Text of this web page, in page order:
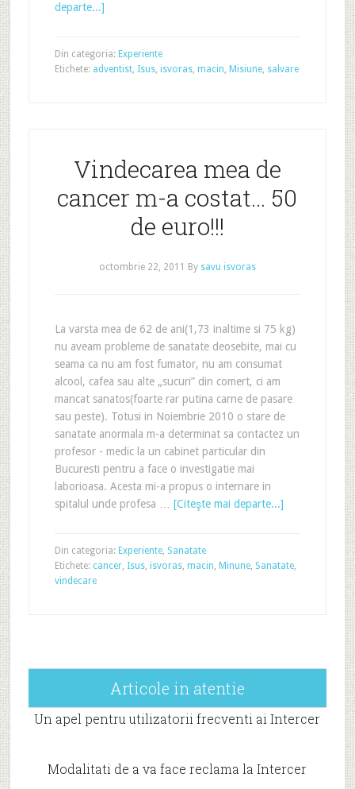
departe...]
Din categoria: Experiente
Etichete: adventist, Isus, isvoras, macin, Misiune, salvare
Vindecarea mea de
cancer m-a costat… 50
de euro!!!
octombrie 22, 2011 By savu isvoras
La varsta mea de 62 de ani(1,73 inaltime si 75 kg)
nu aveam probleme de sanatate deosebite, mai cu
seama ca nu am fost fumator, nu am consumat
alcool, cafea sau alte „sucuri” din comert, ci am
mancat sanatos(foarte rar putina carne de pasare
sau peste). Totusi in Noiembrie 2010 o stare de
sanatate anormala m-a determinat sa contactez un
profesor - medic la un cabinet particular din
Bucuresti pentru a face o investigatie mai
laborioasa. Acesta mi-a propus o internare in
spitalul unde profesa … [Citeşte mai departe...]
Din categoria: Experiente, Sanatate
Etichete: cancer, Isus, isvoras, macin, Minune, Sanatate,
vindecare
Articole in atentie
Un apel pentru utilizatorii frecventi ai Intercer
Modalitati de a va face reclama la Intercer